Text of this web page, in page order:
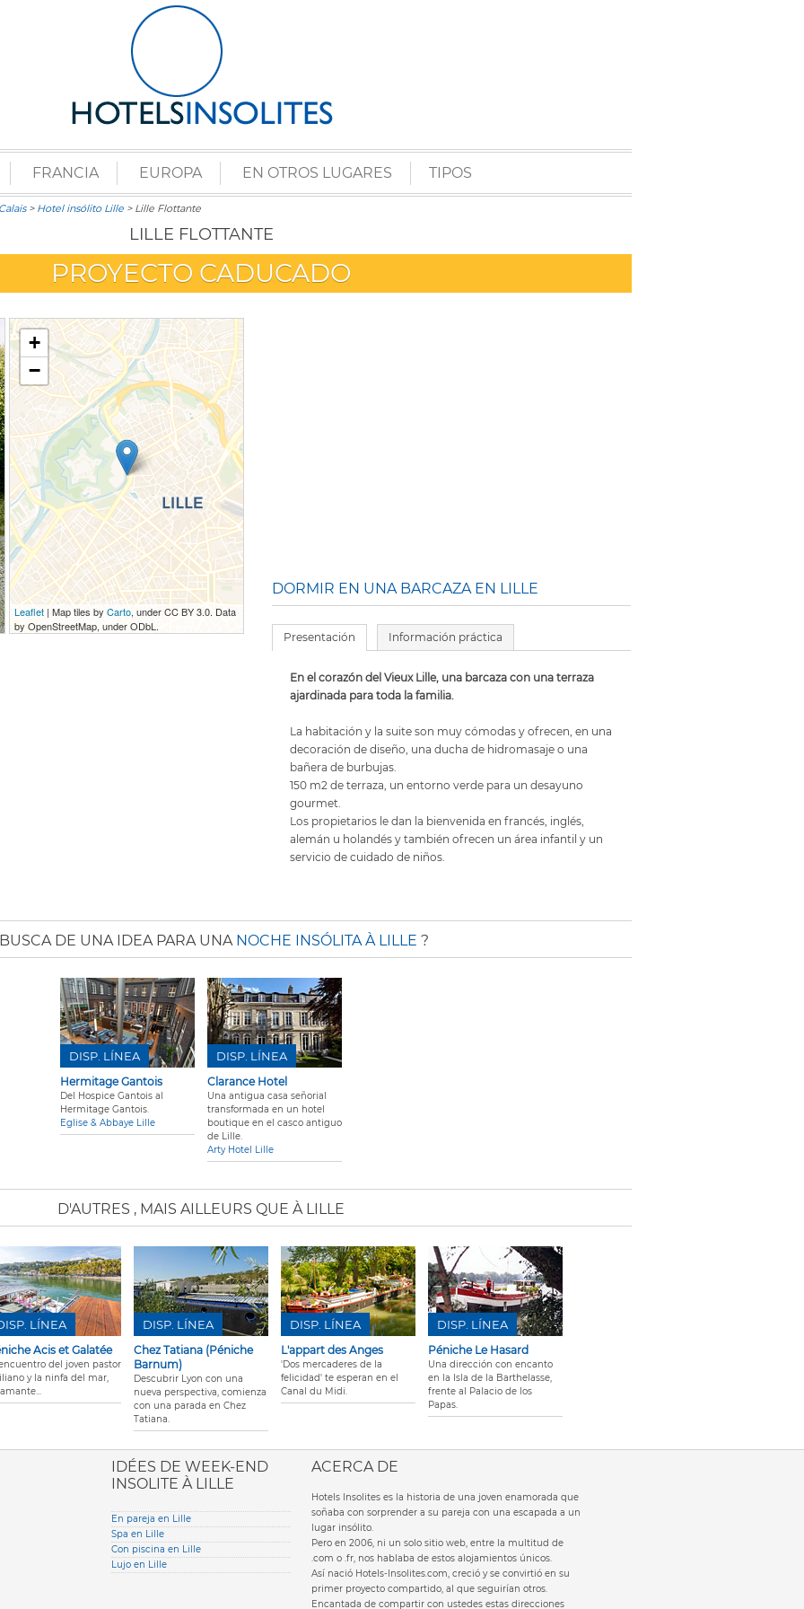
FRANCIA EUROPA EN OTROS LUGARES TIPOS
> Hotel insólito Lille > Lille Flottante
LILLE FLOTTANTE
PROYECTO CADUCADO
+
−
Leaflet | Map tiles by Carto, under CC BY 3.0. Data
by OpenStreetMap, under ODbL.
DORMIR EN UNA BARCAZA EN LILLE
Presentación Información práctica
En el corazón del Vieux Lille, una barcaza con una terraza
ajardinada para toda la familia.
La habitación y la suite son muy cómodas y ofrecen, en una
decoración de diseño, una ducha de hidromasaje o una
bañera de burbujas.
150 m2 de terraza, un entorno verde para un desayuno
gourmet.
Los propietarios le dan la bienvenida en francés, inglés,
alemán u holandés y también ofrecen un área infantil y un
servicio de cuidado de niños.
DE UNA IDEA PARA UNA NOCHE INSÓLITA À LILLE ?
Hermitage Gantois
Del Hospice Gantois al
Hermitage Gantois.
Eglise & Abbaye Lille
DISP. LÍNEA
Clarance Hotel
Una antigua casa señorial
transformada en un hotel
boutique en el casco antiguo
de Lille.
Arty Hotel Lille
DISP. LÍNEA
D'AUTRES , MAIS AILLEURS QUE À LILLE
Acis et Galatée
del joven pastor
y la ninfa del mar,
LÍNEA
Chez Tatiana (Péniche
Barnum)
Descubrir Lyon con una
nueva perspectiva, comienza
con una parada en Chez
Tatiana.
DISP. LÍNEA
L'appart des Anges
'Dos mercaderes de la
felicidad' te esperan en el
Canal du Midi.
DISP. LÍNEA
Péniche Le Hasard
Una dirección con encanto
en la Isla de la Barthelasse,
frente al Palacio de los
Papas.
DISP. LÍNEA
italiana
IDÉES DE WEEK-END
INSOLITE À LILLE
En pareja en Lille
Spa en Lille
Con piscina en Lille
Lujo en Lille
ACERCA DE
Hotels Insolites es la historia de una joven enamorada que
soñaba con sorprender a su pareja con una escapada a un
lugar insólito.
Pero en 2006, ni un solo sitio web, entre la multitud de
.com o .fr, nos hablaba de estos alojamientos únicos.
Así nació Hotels-Insolites.com, creció y se convirtió en su
primer proyecto compartido, al que seguirían otros.
Encantada de compartir con ustedes estas direcciones